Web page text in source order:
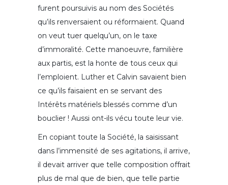
furent poursuivis au nom des Sociétés
qu’ils renversaient ou réformaient. Quand
on veut tuer quelqu’un, on le taxe
d’immoralité. Cette manoeuvre, familière
aux partis, est la honte de tous ceux qui
l’emploient. Luther et Calvin savaient bien
ce qu’ils faisaient en se servant des
Intérêts matériels blessés comme d’un
bouclier ! Aussi ont-ils vécu toute leur vie.
En copiant toute la Société, la saisissant
dans l’immensité de ses agitations, il arrive,
il devait arriver que telle composition offrait
plus de mal que de bien, que telle partie